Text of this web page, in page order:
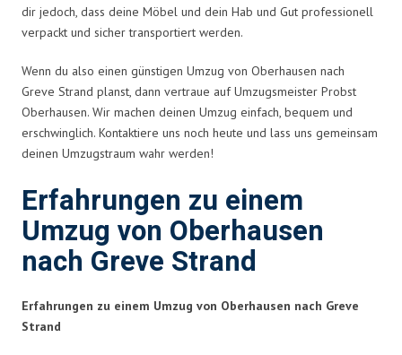
dir jedoch, dass deine Möbel und dein Hab und Gut professionell
verpackt und sicher transportiert werden.
Wenn du also einen günstigen Umzug von Oberhausen nach
Greve Strand planst, dann vertraue auf Umzugsmeister Probst
Oberhausen. Wir machen deinen Umzug einfach, bequem und
erschwinglich. Kontaktiere uns noch heute und lass uns gemeinsam
deinen Umzugstraum wahr werden!
Erfahrungen zu einem
Umzug von Oberhausen
nach Greve Strand
Erfahrungen zu einem Umzug von Oberhausen nach Greve
Strand